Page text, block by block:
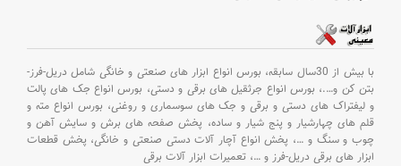
با بیش از 30سال سابقه،
بورس انواع ابزار های صنعتی و خانگی شامل دریل-فرز-
بتن کن و….، بورس انواع جرثقیل های برقی و دستی، بورس انواع جک های پالت
و لیفتراک های دستی و برقی و جک های سوسماری و روغنی، بورس انواع مته و
قلم های چهارشیار و پنج شیار و ساده، پخش صفحه های برش و سایش آهن و
چوب و سنگ و …، پخش انواع آچار آلات دستی صنعتی و خانگی، پخش قطعات
ابزار های برقی دریل-فرز و …، تعمیرات ابزار آلات برقی